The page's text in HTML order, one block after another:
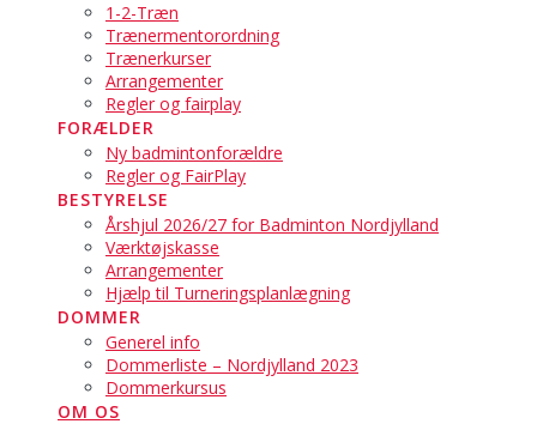
1-2-Træn
Trænermentorordning
Trænerkurser
Arrangementer
Regler og fairplay
FORÆLDER
Ny badmintonforældre
Regler og FairPlay
BESTYRELSE
Årshjul 2026/27 for Badminton Nordjylland
Værktøjskasse
Arrangementer
Hjælp til Turneringsplanlægning
DOMMER
Generel info
Dommerliste – Nordjylland 2023
Dommerkursus
OM OS